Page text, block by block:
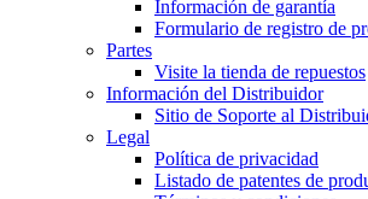
Información de garantía
Formulario de registro de
Partes
Visite la tienda de repuestos
Información del Distribuidor
Sitio de Soporte al
Legal
Política de privacidad
Listado de patentes de